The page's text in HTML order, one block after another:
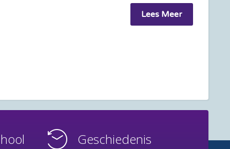
Lees Meer
Geschiedenis